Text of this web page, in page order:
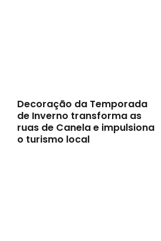
Decoração da Temporada
de Inverno transforma as
ruas de Canela e impulsiona
o turismo local